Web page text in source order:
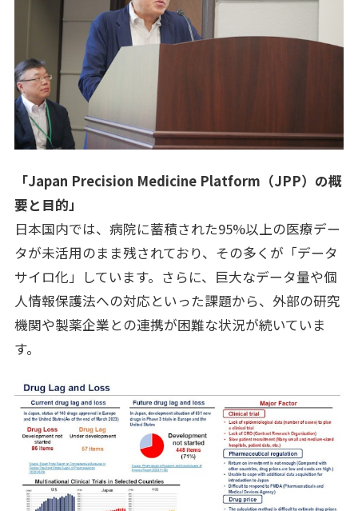
「Japan Precision Medicine Platform（JPP）の概
要と目的」
日本国内では、病院に蓄積された95%以上の医療デー
タが未活用のまま残されており、その多くが「データ
サイロ化」しています。さらに、巨大なデータ量や個
人情報保護法への対応といった課題から、外部の研究
機関や製薬企業との連携が困難な状況が続いていま
す。